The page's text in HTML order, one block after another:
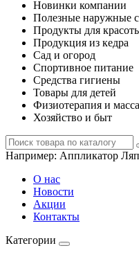
Новинки компании
Полезные наружные
Продукты для
Продукция из кедра
Сад и огород
Спортивное питание
Средства гигиены
Товары для детей
Физиотерапия и
Хозяйство и быт
Например: Аппликатор
О нас
Новости
Акции
Контакты
Категории